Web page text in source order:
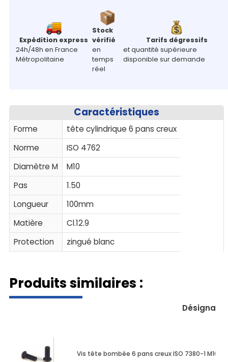
Expédition express
24h/48h en France
Métropolitaine
Stock
vérifié
en
temps
réel
Tarifs dégressifs
et quantité supérieure
disponible sur demande
Caractéristiques
Forme
tête cylindrique 6 pans creux
Norme
ISO 4762
Diamètre M
M10
Pas
1.50
Longueur
100mm
Matière
Cl.12.9
Protection
zingué blanc
Produits similaires :
Vis tête bombée 6 pans creux ISO 7380-1 M10 X